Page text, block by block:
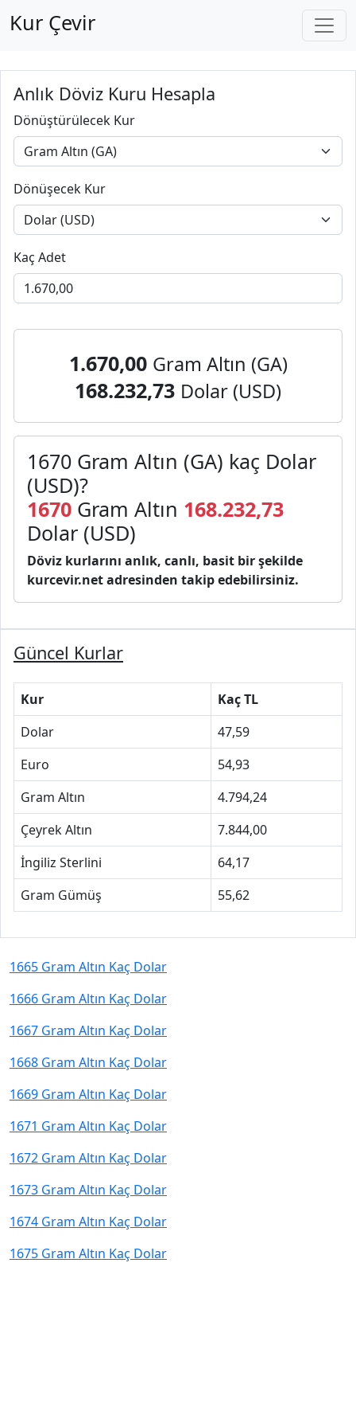
Kur Çevir
Anlık Döviz Kuru Hesapla
Dönüştürülecek Kur
Dönüşecek Kur
Kaç Adet
1.670,00 Gram Altın (GA)
168.232,73 Dolar (USD)
1670 Gram Altın (GA) kaç Dolar
(USD)?
1670 Gram Altın 168.232,73
Dolar (USD)
Döviz kurlarını anlık, canlı, basit bir şekilde
kurcevir.net adresinden takip edebilirsiniz.
Güncel Kurlar
Kur
Kaç TL
Dolar
47,59
Euro
54,93
Gram Altın
4.794,24
Çeyrek Altın
7.844,00
İngiliz Sterlini
64,17
Gram Gümüş
55,62
1665 Gram Altın Kaç Dolar
1666 Gram Altın Kaç Dolar
1667 Gram Altın Kaç Dolar
1668 Gram Altın Kaç Dolar
1669 Gram Altın Kaç Dolar
1671 Gram Altın Kaç Dolar
1672 Gram Altın Kaç Dolar
1673 Gram Altın Kaç Dolar
1674 Gram Altın Kaç Dolar
1675 Gram Altın Kaç Dolar